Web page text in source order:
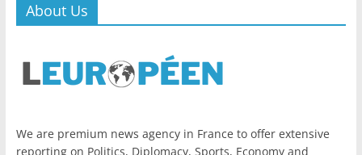
About Us
We are premium news agency in France to offer extensive
reporting on Politics, Diplomacy, Sports, Economy and